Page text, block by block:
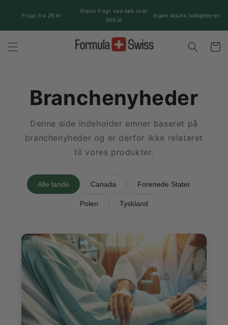
indhold
Fragt fra 29 kr
Gratis fragt ved køb over
500 kr
Ingen skjulte toldgebyrer
Branchenyheder
Denne side indeholder emner baseret på
branchenyheder og er derfor ikke relateret
til vores produkter.
Alle lande Canada Forenede Stater
Polen Tyskland